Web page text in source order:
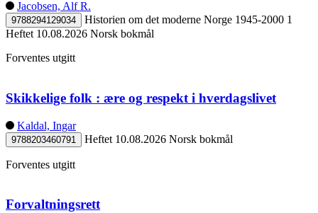
Jacobsen, Alf R.
9788294129034
Historien om det moderne Norge 1945-2000 1
Heftet 10.08.2026 Norsk bokmål
Forventes utgitt
Skikkelige folk : ære og respekt i hverdagslivet
Kaldal, Ingar
9788203460791 Heftet 10.08.2026 Norsk bokmål
Forventes utgitt
Forvaltningsrett